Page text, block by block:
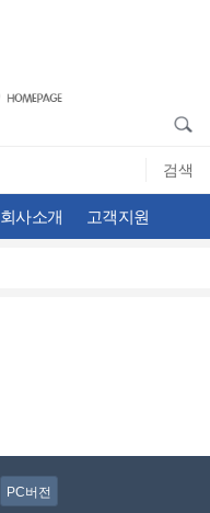
회사소개 고객지원
PC버전